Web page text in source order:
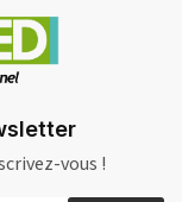
vous !